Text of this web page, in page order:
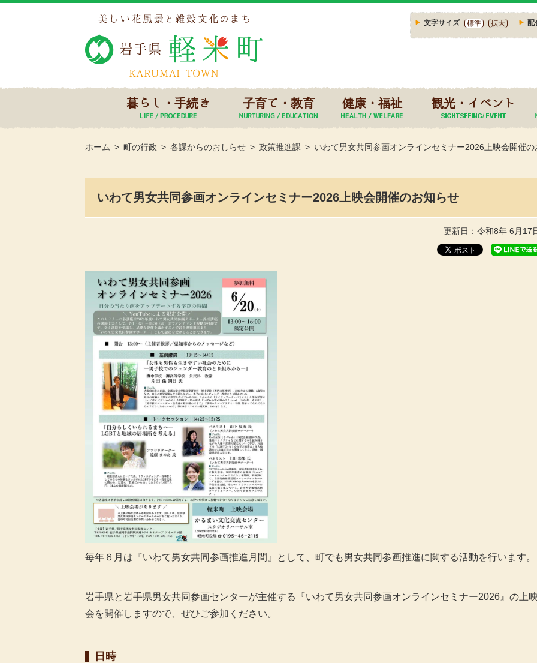
文字サイズ 標準 拡大 配
暮らし・手続き 子育て・教育 健康・福祉 観光・イベント
ホーム 町の行政 各課からのおしらせ 政策推進課 いわて男女共同参画オンラインセミナー2026上映会開催の
いわて男女共同参画オンラインセミナー2026上映会開催のお知らせ
更新日：令和8年 6月17
毎年６月は『いわて男女共同参画推進月間』として、町でも男女共同参画推進に関する活動を行います。
岩手県と岩手県男女共同参画センターが主催する『いわて男女共同参画オンラインセミナー2026』の上
会を開催しますので、ぜひご参加ください。
日時